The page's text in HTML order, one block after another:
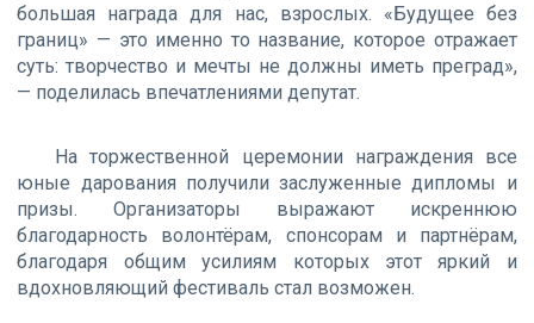
большая награда для нас, взрослых. «Будущее без
границ» — это именно то название, которое отражает
суть: творчество и мечты не должны иметь преград»,
— поделилась впечатлениями депутат.
На торжественной церемонии награждения все
юные дарования получили заслуженные дипломы и
призы. Организаторы выражают искреннюю
благодарность волонтёрам, спонсорам и партнёрам,
благодаря общим усилиям которых этот яркий и
вдохновляющий фестиваль стал возможен.